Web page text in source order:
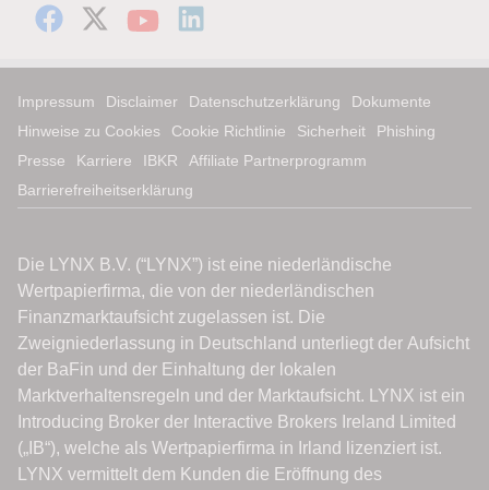
Impressum Disclaimer Datenschutzerklärung
Dokumente
Hinweise zu Cookies
Cookie Richtlinie Sicherheit
Phishing
Presse
Karriere IBKR
Affiliate Partnerprogramm
Barrierefreiheitserklärung